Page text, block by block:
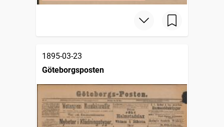
1895-03-23
Göteborgsposten